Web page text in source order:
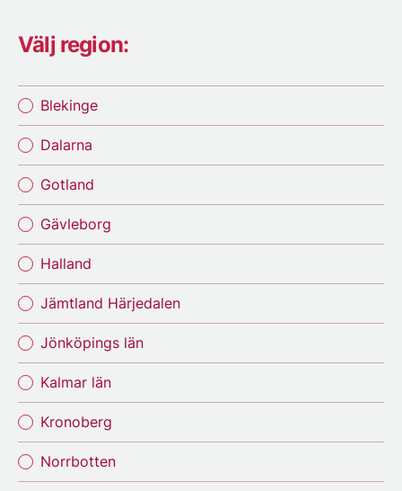
Välj region:
Blekinge
Dalarna
Gotland
Gävleborg
Halland
Jämtland Härjedalen
Jönköpings län
Kalmar län
Kronoberg
Norrbotten